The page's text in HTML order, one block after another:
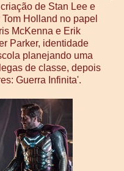
de Stan Lee e
Holland no papel
McKenna e Erik
Parker, identidade
planejando uma
de classe, depois
Guerra Infinita'.